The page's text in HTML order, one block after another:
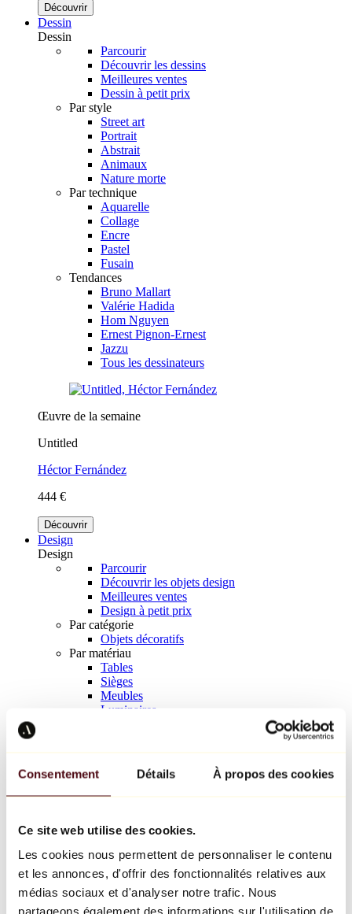
Consentement Détails À propos des cookies
Ce site web utilise des cookies.
Les cookies nous permettent de personnaliser le contenu
et les annonces, d'offrir des fonctionnalités relatives aux
médias sociaux et d'analyser notre trafic. Nous
partageons également des informations sur l'utilisation de
Découvrir
Dessin
Dessin
Parcourir
Découvrir les dessins
Meilleures ventes
Dessin à petit prix
Par style
Street art
Portrait
Abstrait
Animaux
Nature morte
Par technique
Aquarelle
Collage
Encre
Pastel
Fusain
Tendances
Bruno Mallart
Valérie Hadida
Hom Nguyen
Ernest Pignon-Ernest
Jazzu
Tous les dessinateurs
Œuvre de la semaine
Untitled
Héctor Fernández
444 €
Découvrir
Design
Design
Parcourir
Découvrir les objets design
Meilleures ventes
Design à petit prix
Par catégorie
Objets décoratifs
Par matériau
Tables
Sièges
Meubles
Luminaires
Richard Orlinski
Keith Haring
Jeff Koons
Jean-Michel Basquiat
Tous les designers
Œuvre de la semaine